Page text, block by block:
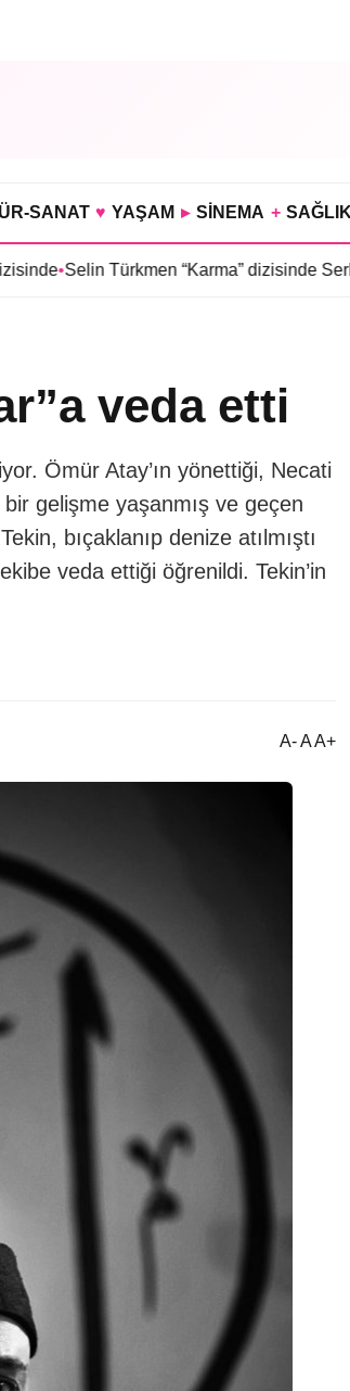
SANAT ♥ YAŞAM ▸ SİNEMA + SAĞLIK
Türkmen “Karma” dizisinde Serkan
veda etti
Ömür Atay’ın yönettiği, Necati
gelişme yaşanmış ve geçen
bıçaklanıp denize atılmıştı
veda ettiği öğrenildi. Tekin’in
A- A A+